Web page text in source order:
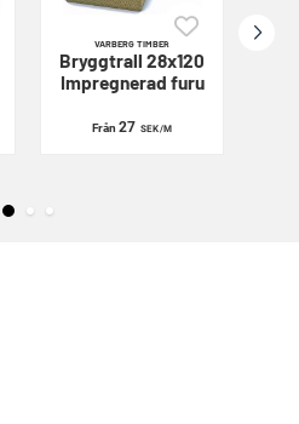
VARBERG TIMBER
Bryggtrall 28x120
Impregnerad furu
Från 27 SEK/M